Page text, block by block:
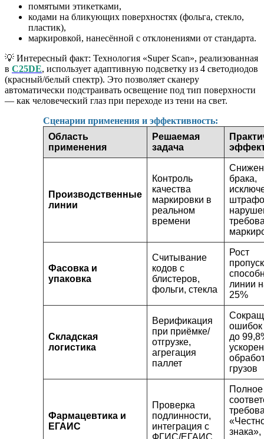
помятыми этикетками,
кодами на бликующих поверхностях (фольга, стекло,
пластик),
маркировкой, нанесённой с отклонениями от стандарта.
💡 Интересный факт: Технология «Super Scan», реализованная
в C25DE, использует адаптивную подсветку из 4 светодиодов
(красный/белый спектр). Это позволяет сканеру
автоматически подстраивать освещение под тип поверхности
— как человеческий глаз при переходе из тени на свет.
Сценарии применения и эффективность:
Область
применения
Решаемая
задача
Производственные
линии
Контроль
качества
маркировки в
реальном
времени
брака,
Фасовка и
упаковка
Считывание
кодов с
блистеров,
фольги, стекла
Рост
линии
25%
Складская
логистика
Верификация
при приёмке/
отгрузке,
агрегация
паллет
ошибок
до
грузов
Фармацевтика и
ЕГАИС
Проверка
подлинности,
интеграция с
ФГИС/ЕГАИС
Полное
знака»,